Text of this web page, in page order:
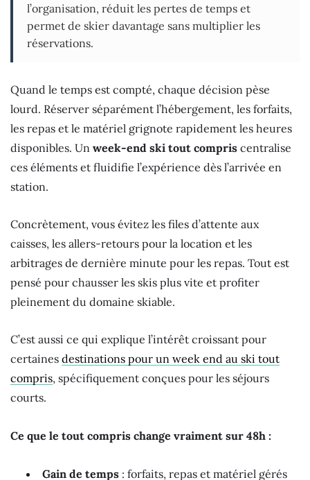
l’organisation, réduit les pertes de temps et
permet de skier davantage sans multiplier les
réservations.
Quand le temps est compté, chaque décision pèse
lourd. Réserver séparément l’hébergement, les forfaits,
les repas et le matériel grignote rapidement les heures
disponibles. Un week-end ski tout compris centralise
ces éléments et fluidifie l’expérience dès l’arrivée en
station.
Concrètement, vous évitez les files d’attente aux
caisses, les allers-retours pour la location et les
arbitrages de dernière minute pour les repas. Tout est
pensé pour chausser les skis plus vite et profiter
pleinement du domaine skiable.
C’est aussi ce qui explique l’intérêt croissant pour
certaines destinations pour un week end au ski tout
compris, spécifiquement conçues pour les séjours
courts.
Ce que le tout compris change vraiment sur 48h :
Gain de temps : forfaits, repas et matériel gérés